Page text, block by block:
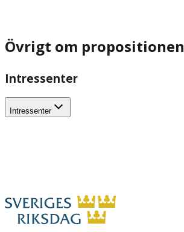
Övrigt om propositionen
Intressenter
Intressenter